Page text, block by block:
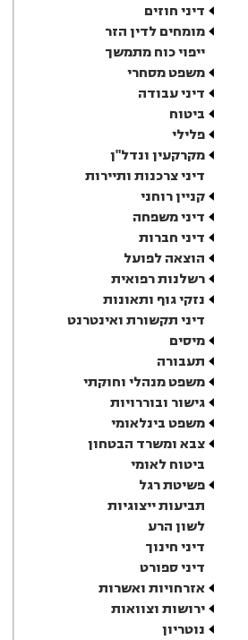
דיני חוזים
מומחים לדין הזר
ייפוי כוח מתמשך
משפט מסחרי
דיני עבודה
ביטוח
פלילי
מקרקעין ונדל"ן
דיני צרכנות ותיירות
קניין רוחני
דיני משפחה
דיני חברות
הוצאה לפועל
רשלנות רפואית
נזקי גוף ותאונות
דיני תקשורת ואינטרנט
מיסים
תעבורה
משפט מנהלי וחוקתי
גישור ובוררויות
משפט בינלאומי
צבא ומשרד הבטחון
ביטוח לאומי
פשיטת רגל
תביעות ייצוגיות
לשון הרע
דיני חינוך
דיני ספורט
אזרחויות ואשרות
ירושות וצוואות
נוטריון